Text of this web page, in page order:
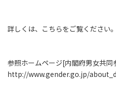
詳しくは、こちらをご覧ください。
参照ホームページ[内閣府男女共同
http://www.gender.go.jp/